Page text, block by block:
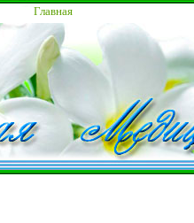
Главная